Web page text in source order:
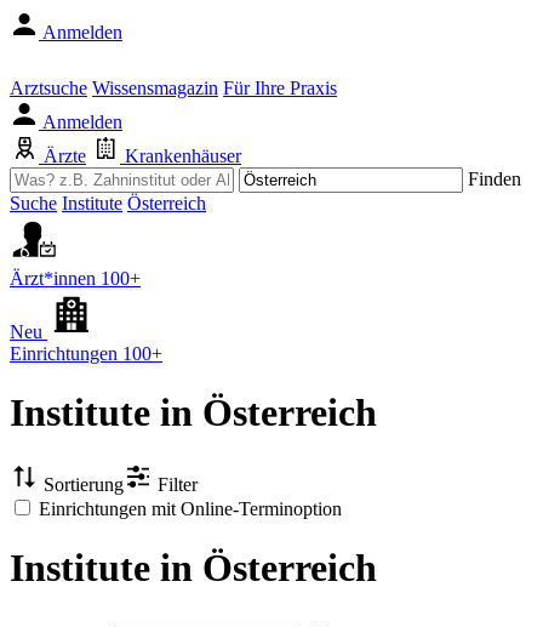
Anmelden
Arztsuche Wissensmagazin Für Ihre Praxis
Anmelden
Ärzte
Krankenhäuser
Finden
Suche Institute Österreich
Ärzt*innen 100+
Neu
Einrichtungen 100+
Institute in Österreich
Sortierung
Filter
Einrichtungen mit Online-Terminoption
Institute in Österreich